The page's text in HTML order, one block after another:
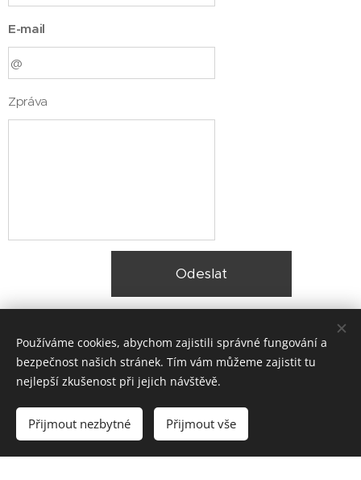
E-mail
Zpráva
Odeslat
© 2025 Zateplení fasády Praha |Lokality
Vytvořeno službou Webnode
Používáme cookies, abychom zajistili správné fungování a
bezpečnost našich stránek. Tím vám můžeme zajistit tu
nejlepší zkušenost při jejich návštěvě.
Přijmout nezbytné Přijmout vše